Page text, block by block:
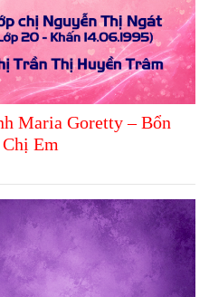
Maria Goretty – Bổn
Em